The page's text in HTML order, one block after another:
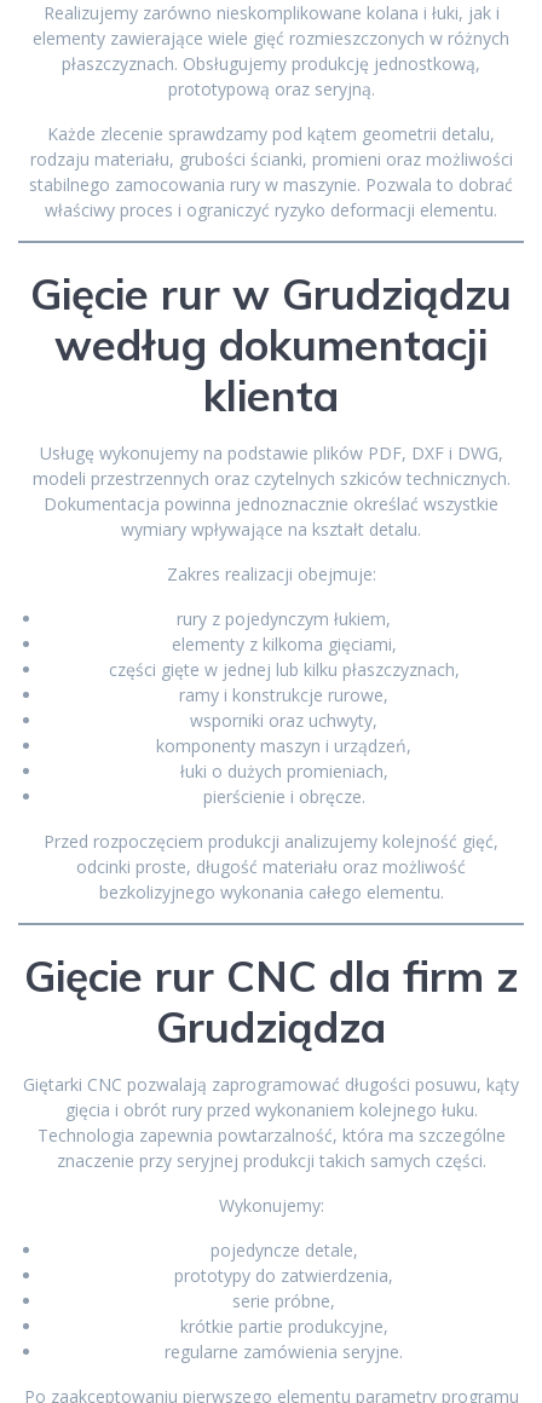
Realizujemy zarówno nieskomplikowane kolana i łuki, jak i
elementy zawierające wiele gięć rozmieszczonych w różnych
płaszczyznach. Obsługujemy produkcję jednostkową,
prototypową oraz seryjną.
Każde zlecenie sprawdzamy pod kątem geometrii detalu,
rodzaju materiału, grubości ścianki, promieni oraz możliwości
stabilnego zamocowania rury w maszynie. Pozwala to dobrać
właściwy proces i ograniczyć ryzyko deformacji elementu.
Gięcie rur w Grudziądzu
według dokumentacji
klienta
Usługę wykonujemy na podstawie plików PDF, DXF i DWG,
modeli przestrzennych oraz czytelnych szkiców technicznych.
Dokumentacja powinna jednoznacznie określać wszystkie
wymiary wpływające na kształt detalu.
Zakres realizacji obejmuje:
rury z pojedynczym łukiem,
elementy z kilkoma gięciami,
części gięte w jednej lub kilku płaszczyznach,
ramy i konstrukcje rurowe,
wsporniki oraz uchwyty,
komponenty maszyn i urządzeń,
łuki o dużych promieniach,
pierścienie i obręcze.
Przed rozpoczęciem produkcji analizujemy kolejność gięć,
odcinki proste, długość materiału oraz możliwość
bezkolizyjnego wykonania całego elementu.
Gięcie rur CNC dla firm z
Grudziądza
Giętarki CNC pozwalają zaprogramować długości posuwu, kąty
gięcia i obrót rury przed wykonaniem kolejnego łuku.
Technologia zapewnia powtarzalność, która ma szczególne
znaczenie przy seryjnej produkcji takich samych części.
Wykonujemy:
pojedyncze detale,
prototypy do zatwierdzenia,
serie próbne,
krótkie partie produkcyjne,
regularne zamówienia seryjne.
Po zaakceptowaniu pierwszego elementu parametry programu